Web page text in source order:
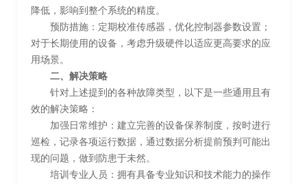
降低，影响到整个系统的精度。
预防措施：定期校准传感器，优化控制器参数设置；
对于长期使用的设备，考虑升级硬件以适应更高要求的应
用场景。
二、解决策略
针对上述提到的各种故障类型，以下是一些通用且有
效的解决策略：
加强日常维护：建立完善的设备保养制度，按时进行
巡检，记录各项运行数据，通过数据分析提前预判可能出
现的问题，做到防患于未然。
培训专业人员：拥有具备专业知识和技术能力的操作